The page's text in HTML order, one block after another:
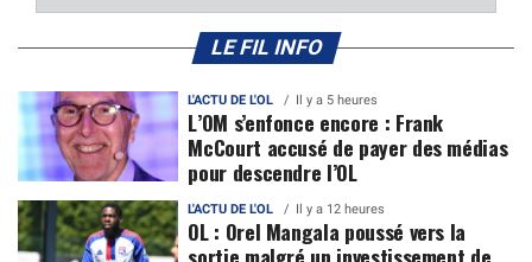
LE FIL INFO
L'ACTU DE L'OL Il y a 5 heures
L’OM s’enfonce encore : Frank
McCourt accusé de payer des médias
pour descendre l’OL
L'ACTU DE L'OL Il y a 12 heures
OL : Orel Mangala poussé vers la